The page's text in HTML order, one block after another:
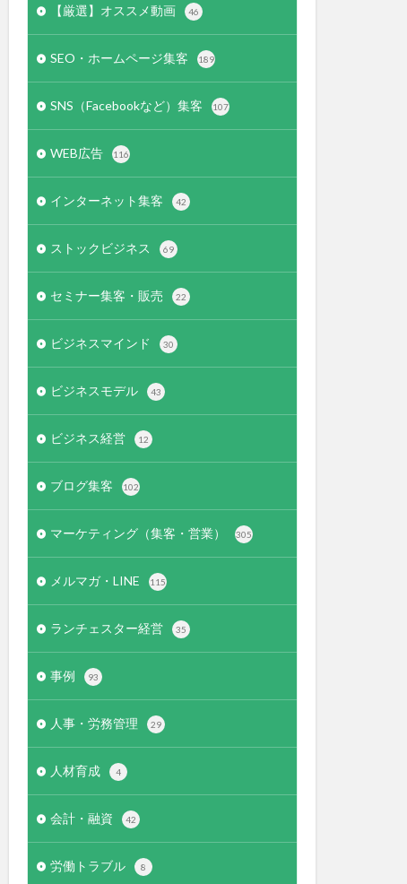
【厳選】オススメ動画 46
SEO・ホームページ集客 189
SNS（Facebookなど）集客 107
WEB広告 116
インターネット集客 42
ストックビジネス 69
セミナー集客・販売 22
ビジネスマインド 30
ビジネスモデル 43
ビジネス経営 12
ブログ集客 102
マーケティング（集客・営業） 305
メルマガ・LINE 115
ランチェスター経営 35
事例 93
人事・労務管理 29
人材育成 4
会計・融資 42
労働トラブル 8